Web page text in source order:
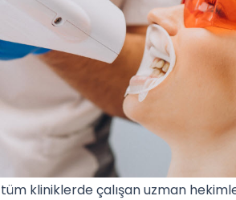
kliniklerde çalışan uzman